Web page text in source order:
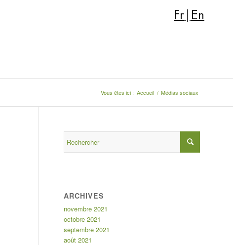
Fr En
Vous êtes ici : Accueil / Médias sociaux
ARCHIVES
novembre 2021
octobre 2021
septembre 2021
août 2021